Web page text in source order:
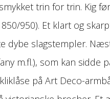
trin for trin. Kig
950). Et klart og
dybe slagstempler.
m.fl.), som kan
på Art Deco-